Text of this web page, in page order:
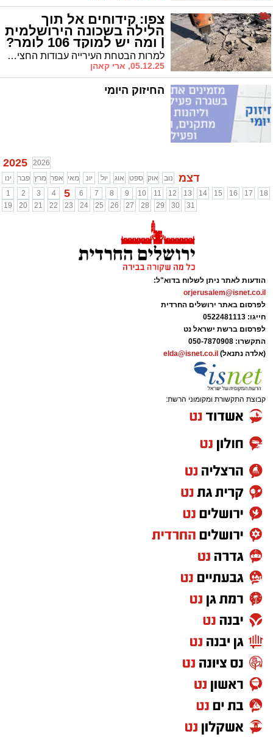
צפו: קידוחים אל תוך
הלילה בשכונה הירושלמית
| ומה יש למוקד 106 לומר?
למרות הבטחת העירייה עבודות החציבה והקידוחים נמשכו לאחר חצות • התושבים: פגיעה חמורה במנוחת הלילה ללא הצדקה
05.12.25, ארי קאהן
החיזוק היומי
2025
2026
ינו
פבר מרץ אפר מאי יונ יול אוג ספט אוק נוב דצמ
1 2 3 4 5 6 7 8 9 10 11 12 13 14 15 16 17
18
19
20 21 22 23 24 25 26 27 28 29 30 31
הודעות לאתר ניתן לשלוח בדוא"ל:
orjerusalem@isnet.co.il
לפרסום באתר ירושלים החרדית
חייגו: 0522481113
לפרסום ברשת ישראל נט
התקשרו: 050-7870908
(אלדה נתנאל) elda@isnet.co.il
קבוצת התקשורת ומקומוני הרשת: